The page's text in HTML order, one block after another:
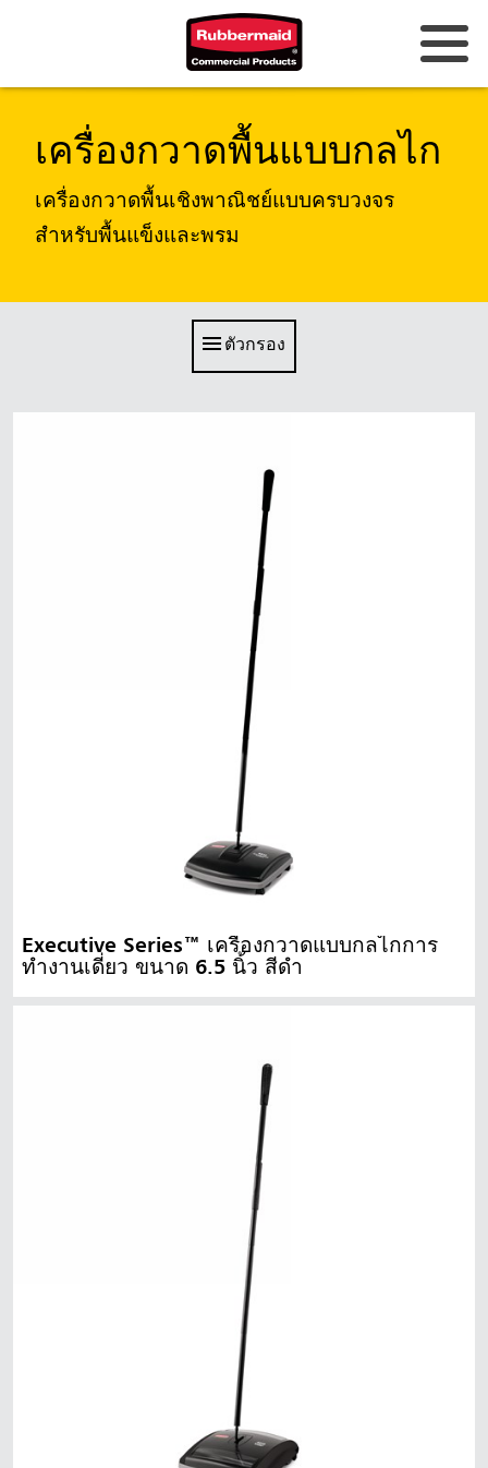
ออสเตรเลียและนิวซีแลนด์
ฮ่องกง
ประเทศอินโดนีเซีย
เครื่องกวาดพื้นแบบกลไก
เครื่องกวาดพื้นเชิงพาณิชย์แบบครบวงจร
สำหรับพื้นแข็งและพรม
ตัวกรอง
Executive Series™ เครื่องกวาดแบบกลไกการ
ทำงานเดี่ยว ขนาด 6.5 นิ้ว สีดำ